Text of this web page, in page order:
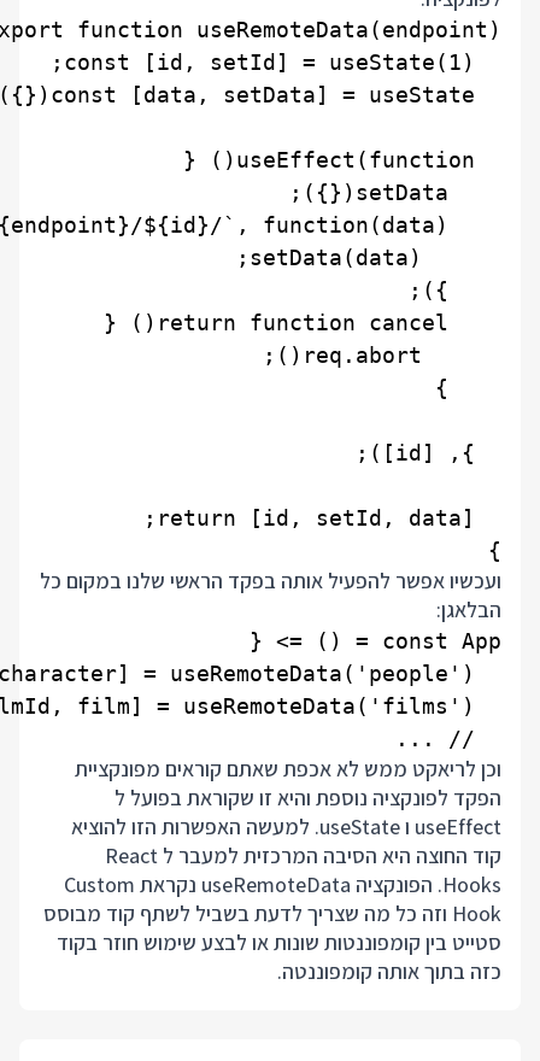
}
ועכשיו אפשר להפעיל אותה בפקד הראשי שלנו במקום כל
הבלאגן:
  // ...
וכן לריאקט ממש לא אכפת שאתם קוראים מפונקציית
הפקד לפונקציה נוספת והיא זו שקוראת בפועל ל
useEffect ו useState. למעשה האפשרות הזו להוציא
קוד החוצה היא הסיבה המרכזית למעבר ל React
Hooks. הפונקציה useRemoteData נקראת Custom
Hook וזה כל מה שצריך לדעת בשביל לשתף קוד מבוסס
סטייט בין קומפוננטות שונות או לבצע שימוש חוזר בקוד
כזה בתוך אותה קומפוננטה.